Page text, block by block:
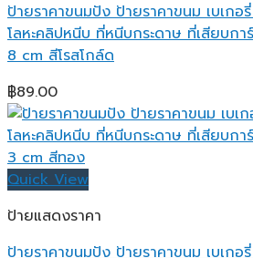
ป้ายราคาขนมปัง ป้ายราคาขนม เบเกอ
โลหะคลิปหนีบ ที่หนีบกระดาษ ที่เสียบก
8 cm สีโรสโกล์ด
฿89.00
Quick View
ป้ายแสดงราคา
ป้ายราคาขนมปัง ป้ายราคาขนม เบเกอ